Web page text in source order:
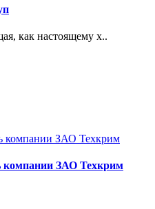
как настоящему х..
компании ЗАО Техкрим